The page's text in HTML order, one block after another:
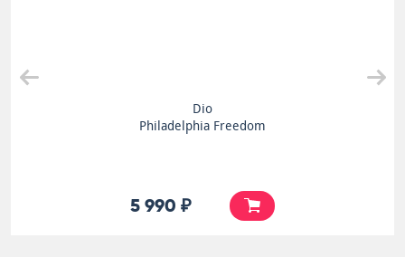
Dio
Philadelphia Freedom
5 990 ₽